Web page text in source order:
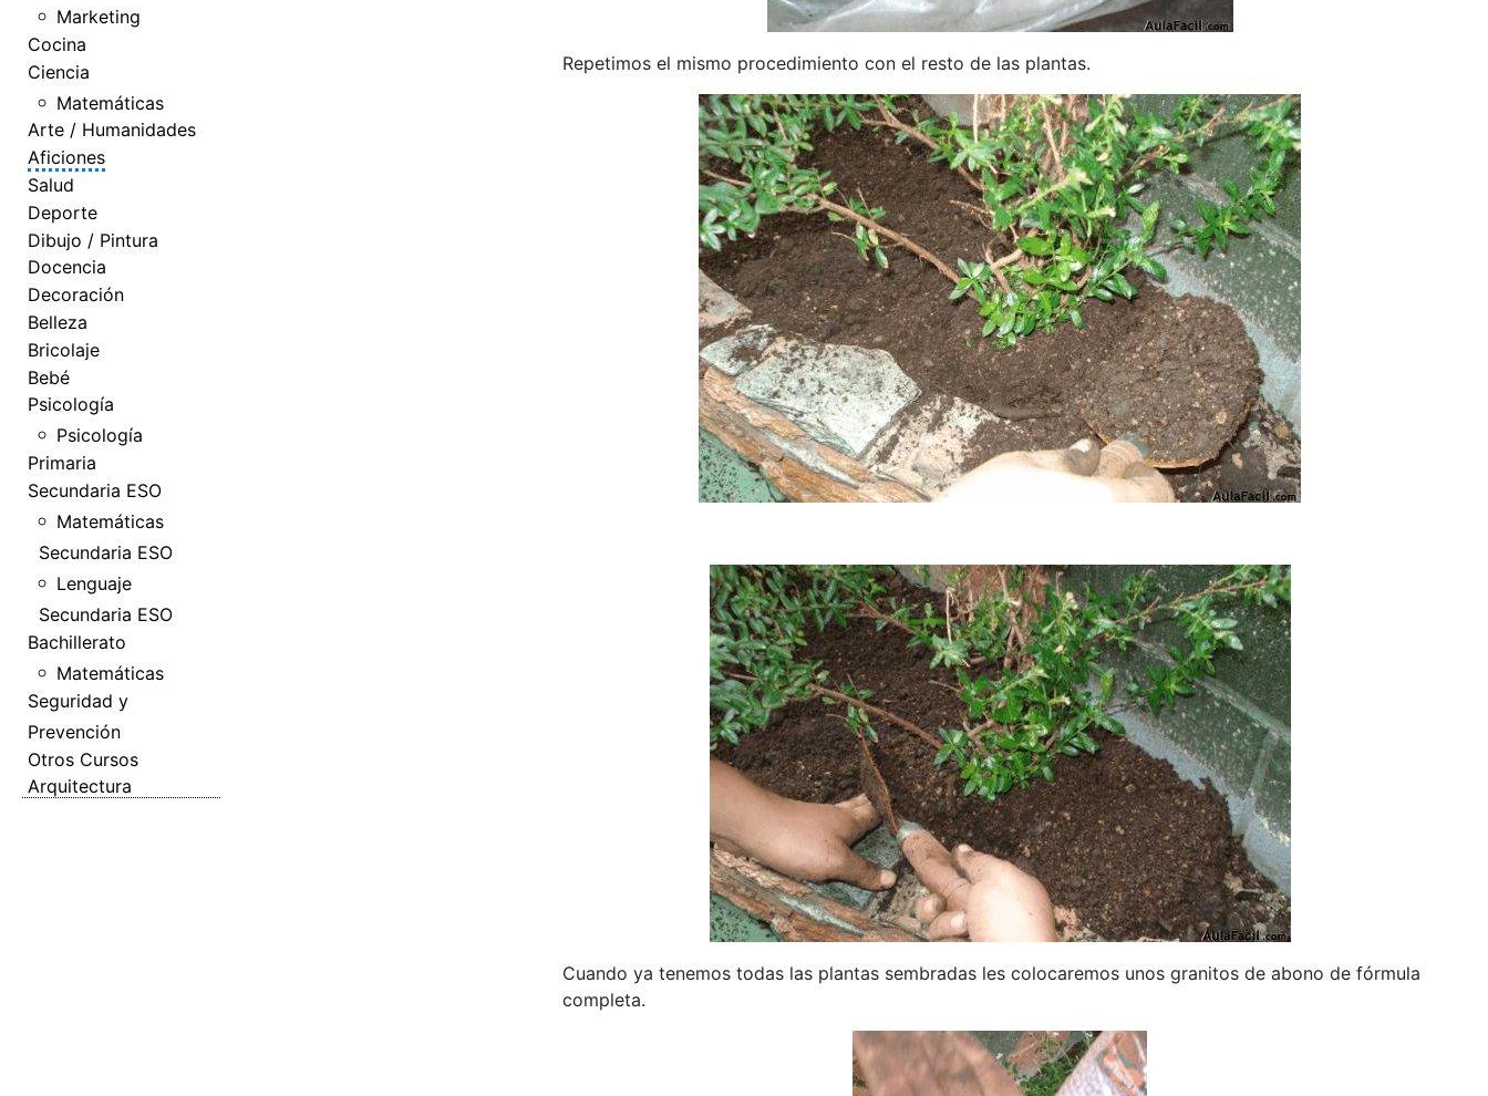
Marketing
Cocina
Ciencia
Matemáticas
Arte / Humanidades
Aficiones
Salud
Deporte
Dibujo / Pintura
Docencia
Decoración
Belleza
Bricolaje
Bebé
Psicología
Psicología
Primaria
Secundaria ESO
Matemáticas
Secundaria ESO
Lenguaje
Secundaria ESO
Bachillerato
Matemáticas
Seguridad y
Prevención
Otros Cursos
Arquitectura
Repetimos el mismo procedimiento con el resto de las plantas.
Cuando ya tenemos todas las plantas sembradas les colocaremos unos granitos de abono de fórmula
completa.